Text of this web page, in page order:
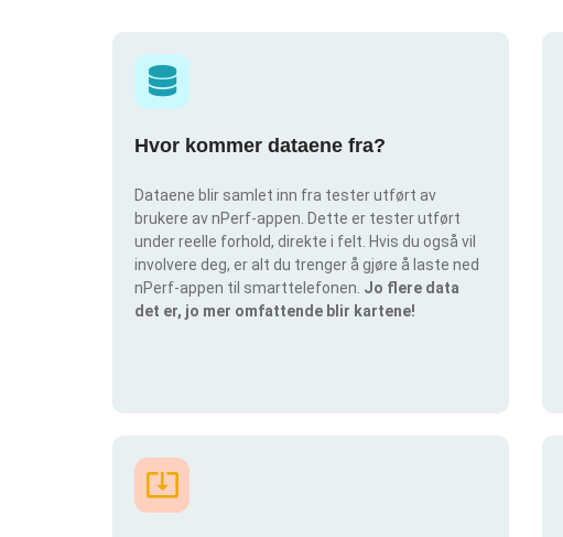
Hvor kommer dataene fra?
Dataene blir samlet inn fra tester utført av
brukere av nPerf-appen. Dette er tester utført
under reelle forhold, direkte i felt. Hvis du også vil
involvere deg, er alt du trenger å gjøre å laste ned
nPerf-appen til smarttelefonen. Jo flere data
det er, jo mer omfattende blir kartene!